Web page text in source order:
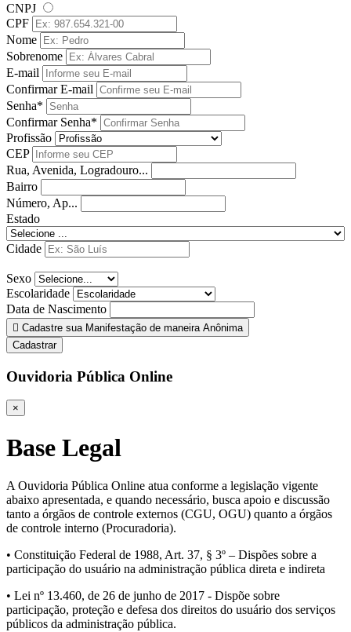
CNPJ
CPF
Nome
Sobrenome
E-mail
Confirmar E-mail
Senha*
Confirmar Senha*
Profissão
CEP
Rua, Avenida, Logradouro...
Bairro
Número, Ap...
Estado
Cidade
Sexo
Escolaridade
Data de Nascimento
Cadastre sua Manifestação de maneira Anônima
Cadastrar
Ouvidoria Pública Online
×
Base Legal
A Ouvidoria Pública Online atua conforme a legislação vigente
abaixo apresentada, e quando necessário, busca apoio e discussão
tanto a órgãos de controle externos (CGU, OGU) quanto a órgãos
de controle interno (Procuradoria).
• Constituição Federal de 1988, Art. 37, § 3º – Dispões sobre a
participação do usuário na administração pública direta e indireta
• Lei nº 13.460, de 26 de junho de 2017 - Dispõe sobre
participação, proteção e defesa dos direitos do usuário dos serviços
públicos da administração pública.